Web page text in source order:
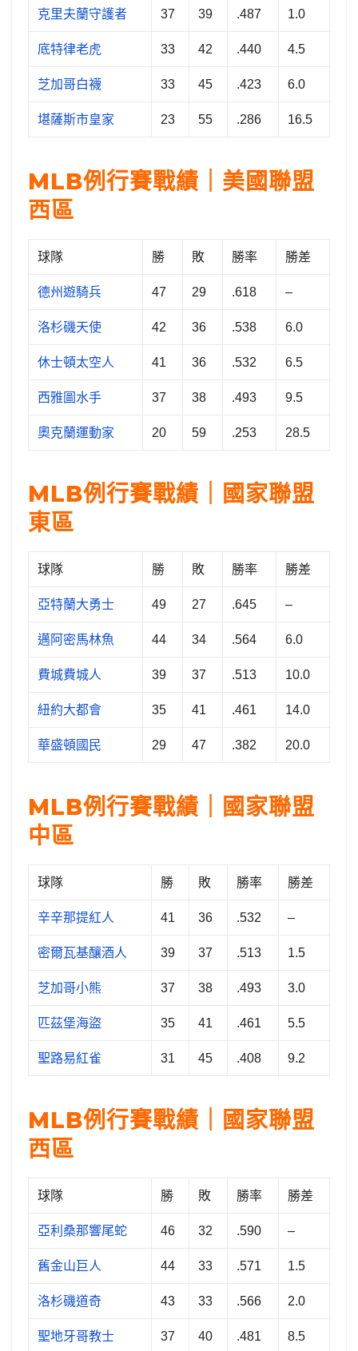
克里夫蘭守護者 37 39 .487 1.0
底特律老虎 33 42 .440 4.5
芝加哥白襪 33 45 .423 6.0
堪薩斯市皇家 23 55 .286 16.5
MLB例行賽戰績｜美國聯盟
西區
球隊 勝 敗 勝率 勝差
德州遊騎兵 47 29 .618 –
洛杉磯天使 42 36 .538 6.0
休士頓太空人 41 36 .532 6.5
西雅圖水手 37 38 .493 9.5
奧克蘭運動家 20 59 .253 28.5
MLB例行賽戰績｜國家聯盟
東區
球隊 勝 敗 勝率 勝差
亞特蘭大勇士 49 27 .645 –
邁阿密馬林魚 44 34 .564 6.0
費城費城人 39 37 .513 10.0
紐約大都會 35 41 .461 14.0
華盛頓國民 29 47 .382 20.0
MLB例行賽戰績｜國家聯盟
中區
球隊 勝 敗 勝率 勝差
辛辛那提紅人 41 36 .532 –
密爾瓦基釀酒人 39 37 .513 1.5
芝加哥小熊 37 38 .493 3.0
匹茲堡海盜 35 41 .461 5.5
聖路易紅雀 31 45 .408 9.2
MLB例行賽戰績｜國家聯盟
西區
球隊 勝 敗 勝率 勝差
亞利桑那響尾蛇 46 32 .590 –
舊金山巨人 44 33 .571 1.5
洛杉磯道奇 43 33 .566 2.0
聖地牙哥教士 37 40 .481 8.5